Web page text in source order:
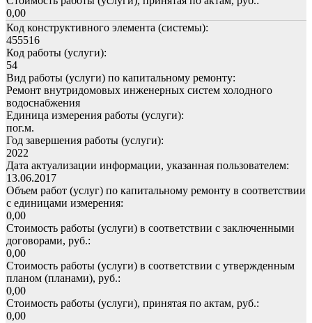
0,00
Код конструктивного элемента (системы):
455516
Код работы (услуги):
54
Вид работы (услуги) по капитальному ремонту:
Ремонт внутридомовых инженерных систем холодного
водоснабжения
Единица измерения работы (услуги):
пог.м.
Год завершения работы (услуги):
2022
Дата актуализации информации, указанная пользователем:
13.06.2017
Объем работ (услуг) по капитальному ремонту в соответствии
с единицами измерения:
0,00
Стоимость работы (услуги) в соответствии с заключенными
договорами, руб.:
0,00
Стоимость работы (услуги) в соответствии с утвержденным
планом (планами), руб.:
0,00
Стоимость работы (услуги), принятая по актам, руб.:
0,00